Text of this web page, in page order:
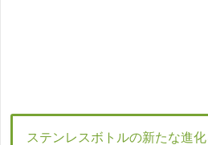
ステンレスボトルの新たな進